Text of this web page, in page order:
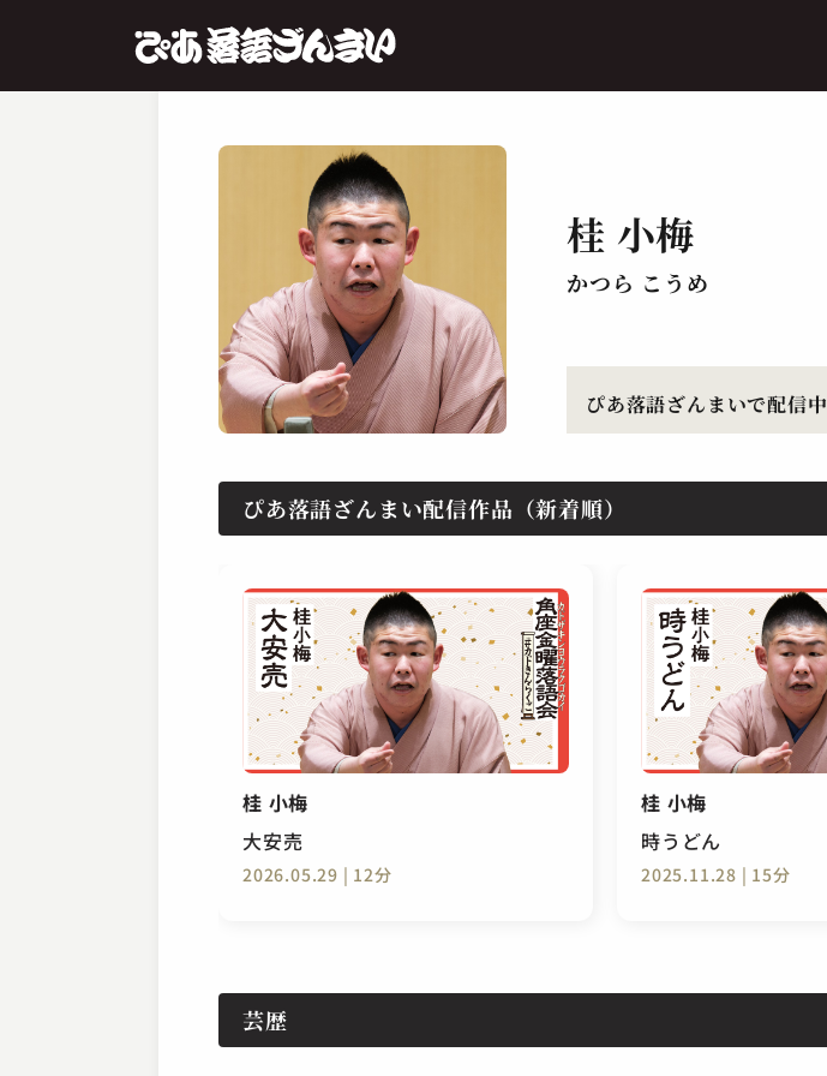
芸人 からさがす
演目 からさがす
桂 小梅
かつら こうめ
ぴあ落語ざんまいで配信中
ぴあ落語ざんまい配信作品（新着順）
桂 小梅
大安売
2026.05.29 | 12分
桂 小梅
時うどん
2025.11.28 | 15分
芸歴